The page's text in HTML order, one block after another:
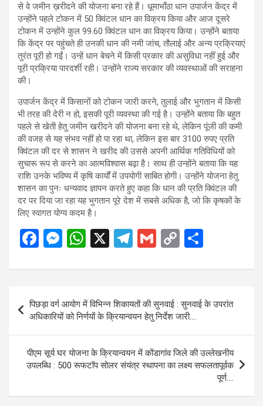
से वे जमीन ख़रीदने की योजना बना रहे हैं। धूमाभाँठा धान उपार्जन केंद्र में
उन्होंने पहले टोकन में 50 क्विंटल धान का विक्रय किया और आज दूसरे
टोकन में उन्होंने कुल 99.60 क्विंटल धान का विक्रय किया। उन्होंने बताया
कि केंद्र पर पहुंचते ही उनकी धान की नमी जांच, तौलाई और अन्य प्रक्रियाएं
तुरंत पूरी हो गईं। उन्हें धान बेचने में किसी प्रकार की असुविधा नहीं हुई और
पूरी प्रक्रिया पारदर्शी रही। उन्होंने राज्य सरकार की व्यवस्थाओं की सराहना
की।
उपार्जन केंद्र में किसानों को टोकन जारी करने, तुलाई और भुगतान में किसी
भी तरह की देरी न हो, इसकी पूरी व्यवस्था की गई है। उन्होंने बताया कि बहुत
पहले से खेती हेतु जमीन खरीदने की योजना बना रहे थे, लेकिन पूंजी की कमी
की वजह से यह संभव नहीं हो पा रहा था, लेकिन इस बार 3100 रुपए प्रति
क्विंटल की दर से शासन ने खरीद की उससे अपनी आर्थिक गतिविधियों को
सुचारू रूप से करने का आत्मविश्वास बढ़ा है। साथ ही उन्होंने बताया कि यह
राशि उनके भविष्य में कृषि कार्यों में उपयोगी साबित होगी। उन्होंने योजना हेतु
शासन का पुनः धन्यवाद ज्ञापन करते हुए कहा कि धान की प्रति क्विंटल की
दर पर दिया जा रहा यह भुगतान पूरे देश में सबसे अधिक है, जो कि कृषकों के
लिए स्वागत योग्य कदम है।
F
ce
o
o
k
M
se
g
er
W
at
s
A
p
p
X
T
e
gr
a
m
G
ail
C
py
n
k
ar
e
navigation
पिछड़ा वर्ग आयोग में विभिन्न शिकायतों की सुनवाई : सुनवाई के उपरांत
अधिकारियों को निर्णयों के क्रियान्वयन हेतु निर्देश जारी….
पीएम सूर्य घर योजना के क्रियान्वयन में कोंडागांव जिले की उल्लेखनीय
उपलब्धि : 500 रूफटॉप सोलर संयंत्र स्थापना का लक्ष्य सफलतापूर्वक
पूर्ण….